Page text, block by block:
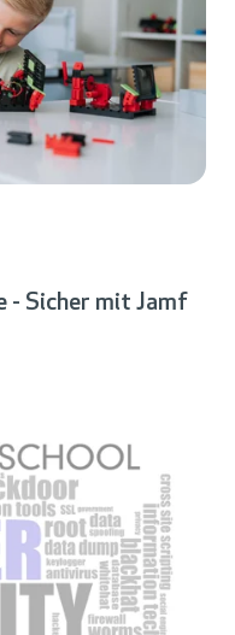
- Sicher mit Jamf